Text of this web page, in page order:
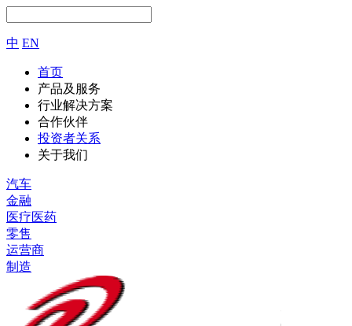
中 EN
首页
产品及服务
行业解决方案
合作伙伴
投资者关系
关于我们
汽车
金融
医疗医药
零售
运营商
制造